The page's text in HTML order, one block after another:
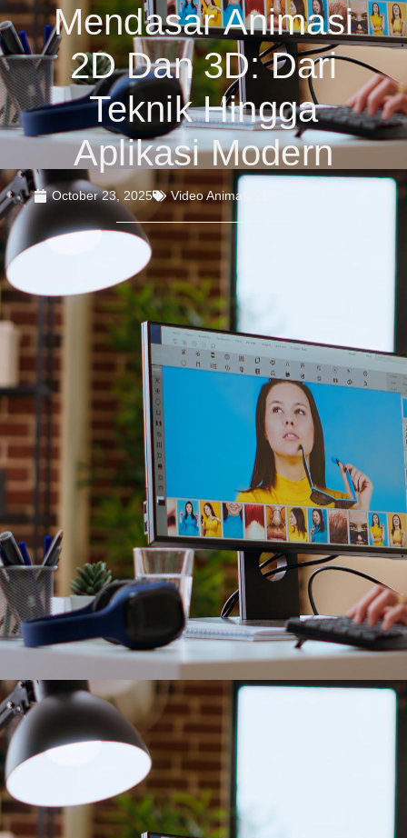
Mendasar Animasi
2D Dan 3D: Dari
Teknik Hingga
Aplikasi Modern
October 23, 2025 Video Animasi 2D